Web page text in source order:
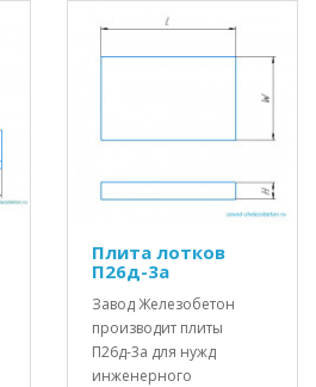
Плита лотков
П26д-3а
Завод Железобетон
производит плиты
П26д-3а для нужд
инженерного